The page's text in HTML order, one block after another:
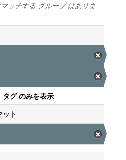
ッチする グループ はありま
タグ のみを表示
ット